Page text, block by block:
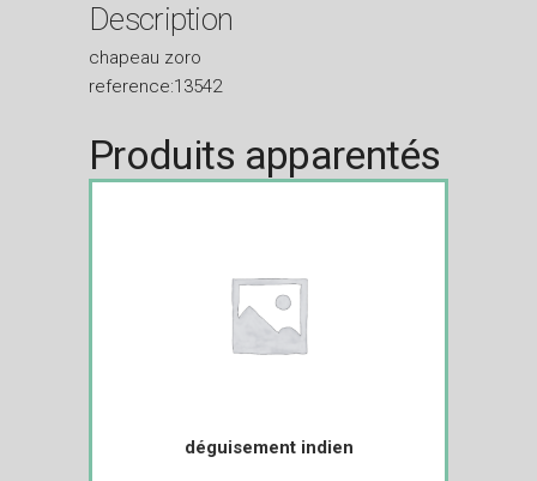
Description
chapeau zoro
reference:13542
Produits apparentés
déguisement indien